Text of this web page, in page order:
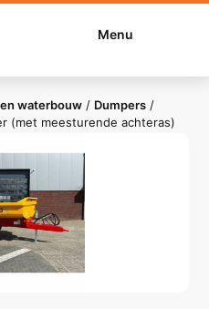
Menu
waterbouw / Dumpers /
(met meesturende achteras)